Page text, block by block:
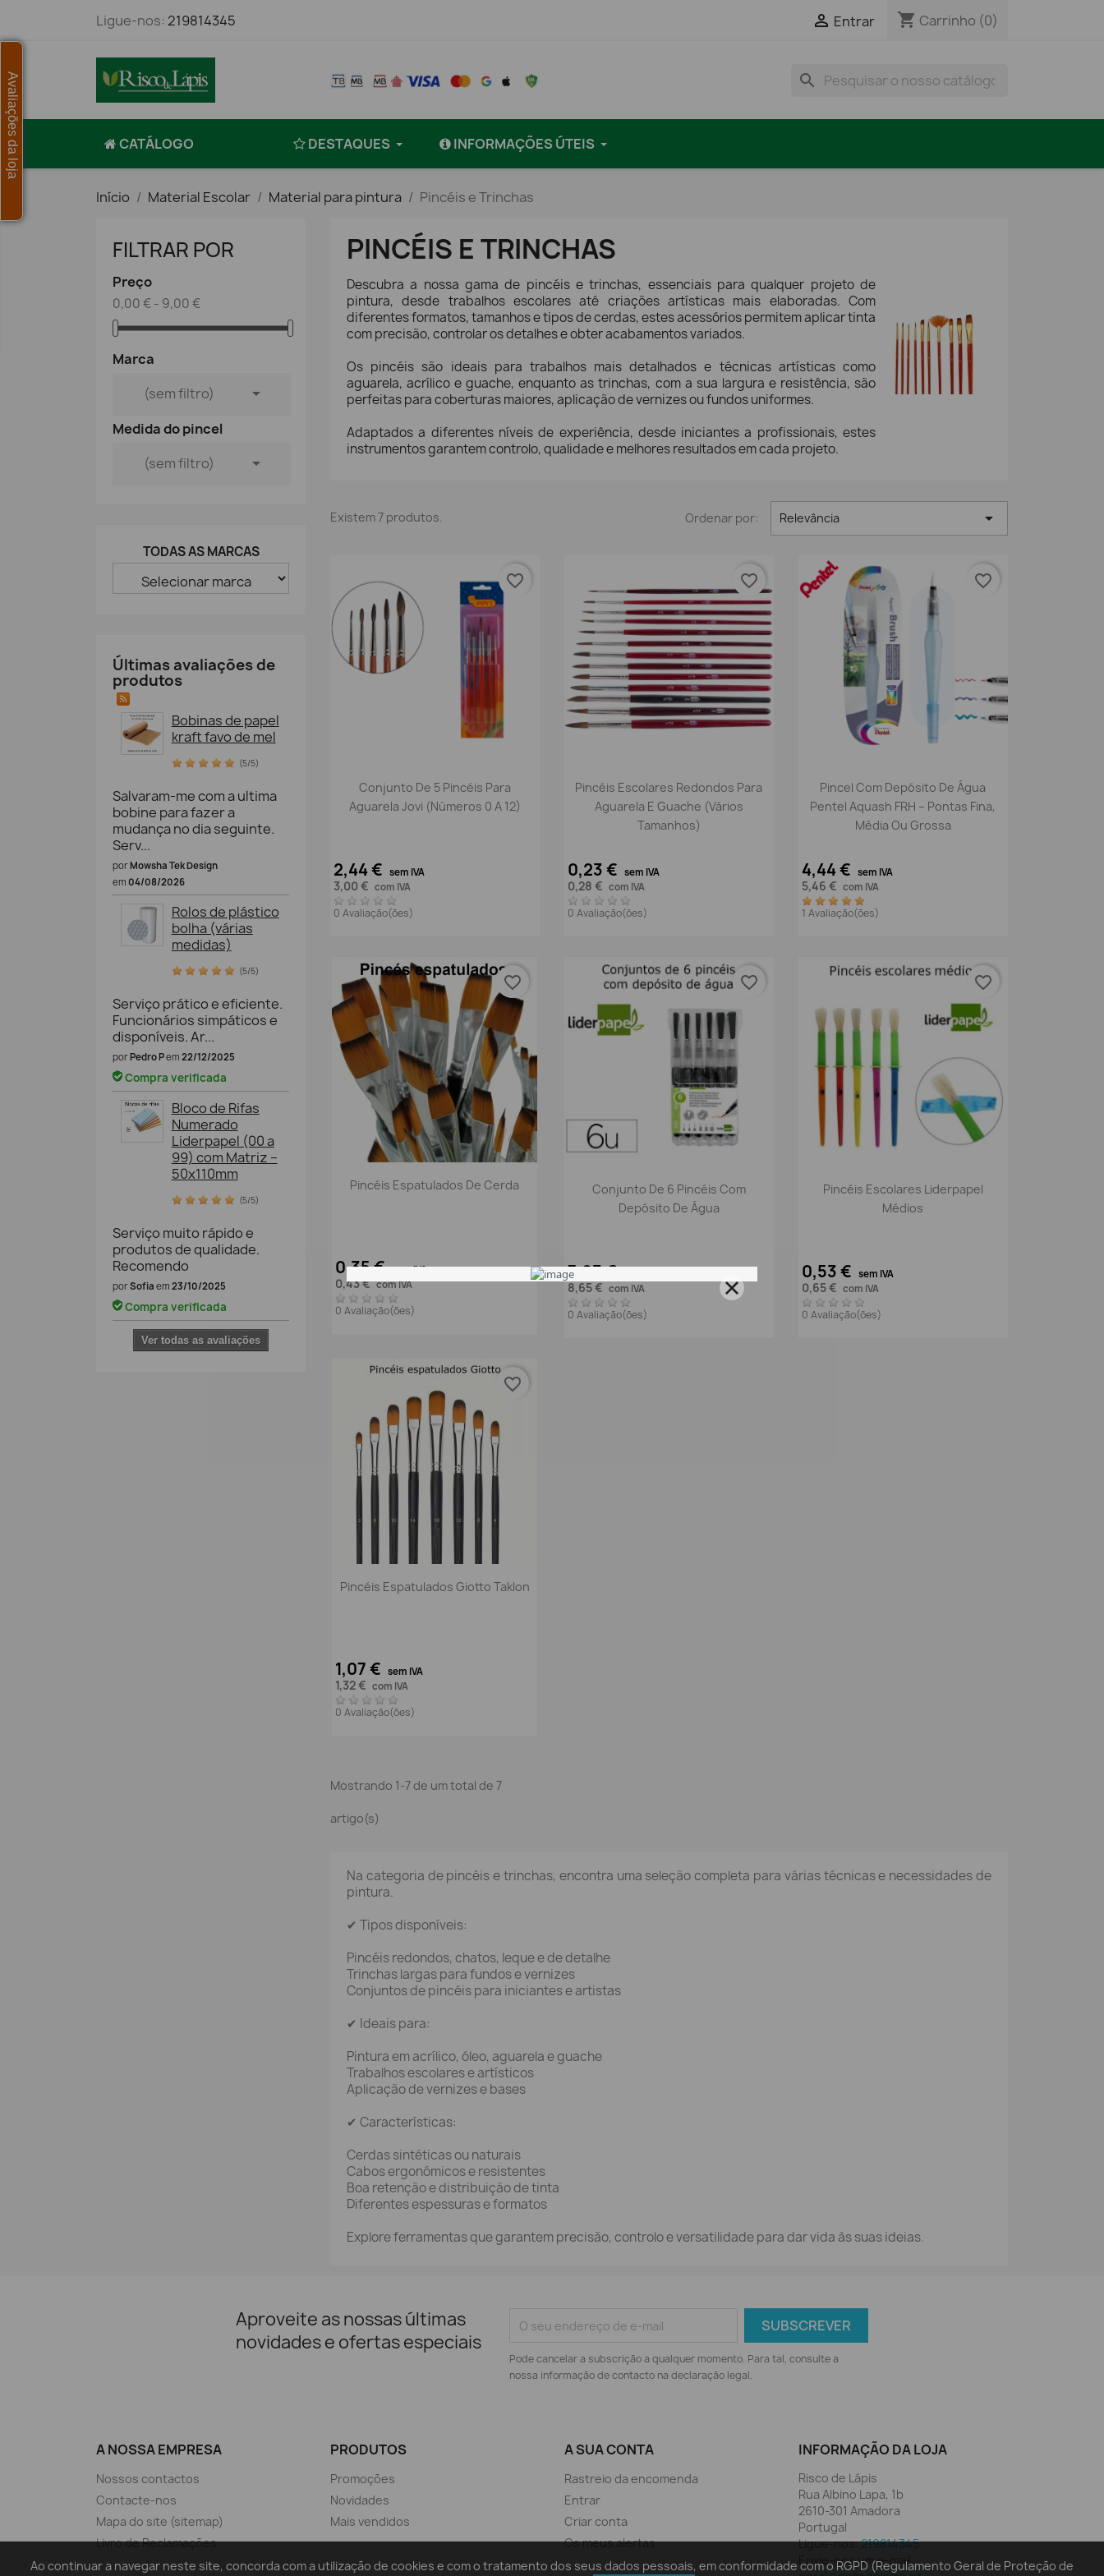
Ligue-nos: 219814345  Entrar shopping_cart Carrinho (0)
search
CATÁLOGO DESTAQUES INFORMAÇÕES ÚTEIS
Início Material Escolar Material para pintura Pincéis e Trinchas
FILTRAR POR
Preço
0,00 € - 9,00 €
Marca
(sem filtro)

Medida do pincel
(sem filtro)

TODAS AS MARCAS
Últimas avaliações de
produtos
Bobinas de papel
kraft favo de mel
(5/5)
Salvaram-me com a ultima
bobine para fazer a
mudança no dia seguinte.
Serv...
porMowsha Tek Design
em 04/08/2026
Rolos de plástico
bolha (várias
medidas)
(5/5)
Serviço prático e eficiente.
Funcionários simpáticos e
disponíveis. Ar...
porPedro Pem 22/12/2025
Compra verificada
Bloco de Rifas
Numerado
Liderpapel (00 a
99) com Matriz –
50x110mm
(5/5)
Serviço muito rápido e
produtos de qualidade.
Recomendo
porSofia em 23/10/2025
Compra verificada
Ver todas as avaliações
PINCÉIS E TRINCHAS
Descubra a nossa gama de pincéis e trinchas, essenciais para qualquer projeto de
pintura, desde trabalhos escolares até criações artísticas mais elaboradas. Com
diferentes formatos, tamanhos e tipos de cerdas, estes acessórios permitem aplicar tinta
com precisão, controlar os detalhes e obter acabamentos variados.
Os pincéis são ideais para trabalhos mais detalhados e técnicas artísticas como
aguarela, acrílico e guache, enquanto as trinchas, com a sua largura e resistência, são
perfeitas para coberturas maiores, aplicação de vernizes ou fundos uniformes.
Adaptados a diferentes níveis de experiência, desde iniciantes a profissionais, estes
instrumentos garantem controlo, qualidade e melhores resultados em cada projeto.
Existem 7 produtos. Ordenar por: Relevância 
Vista rápida
Conjunto De 5 Pincéis Para
Aguarela Jovi (Números 0 A 12)
2,44 € sem IVA
3,00 € com IVA
0 Avaliação(ões)
favorite_border
Vista rápida
Pincéis Escolares Redondos Para
Aguarela E Guache (Vários
Tamanhos)
0,23 € sem IVA
0,28 € com IVA
0 Avaliação(ões)
favorite_border
Vista rápida
Pincel Com Depósito De Água
Pentel Aquash FRH – Pontas Fina,
Média Ou Grossa
4,44 € sem IVA
5,46 € com IVA
1 Avaliação(ões)
favorite_border
Vista rápida
Pincéis Espatulados De Cerda
0,35 € sem IVA
0,43 € com IVA
0 Avaliação(ões)
favorite_border
Vista rápida
Conjunto De 6 Pincéis Com
Depósito De Água
7,03 €
8,65 € com IVA
0 Avaliação(ões)
favorite_border
 Vista rápida
Pincéis Escolares Liderpapel
Médios
0,53 € sem IVA
0,65 € com IVA
0 Avaliação(ões)
favorite_border
Vista rápida
Pincéis Espatulados Giotto Taklon
1,07 € sem IVA
1,32 € com IVA
0 Avaliação(ões)
favorite_border
Mostrando 1-7 de um total de 7
artigo(s)
Na categoria de pincéis e trinchas, encontra uma seleção completa para várias técnicas e necessidades de
pintura.
✔ Tipos disponíveis:
Pincéis redondos, chatos, leque e de detalhe
Trinchas largas para fundos e vernizes
Conjuntos de pincéis para iniciantes e artistas
✔ Ideais para:
Pintura em acrílico, óleo, aguarela e guache
Trabalhos escolares e artísticos
Aplicação de vernizes e bases
✔ Características:
Cerdas sintéticas ou naturais
Cabos ergonómicos e resistentes
Boa retenção e distribuição de tinta
Diferentes espessuras e formatos
Explore ferramentas que garantem precisão, controlo e versatilidade para dar vida às suas ideias.
Aproveite as nossas últimas
novidades e ofertas especiais
Pode cancelar a subscrição a qualquer momento. Para tal, consulte a
nossa informação de contacto na declaração legal.
A NOSSA EMPRESA
Nossos contactos
Contacte-nos
Mapa do site (sitemap)
Livro de Reclamações
PRODUTOS
Promoções
Novidades
Mais vendidos
A SUA CONTA
Rastreio da encomenda
Entrar
Criar conta
Os meus alertas
INFORMAÇÃO DA LOJA
Risco de Lápis
Rua Albino Lapa, 1b
2610-301 Amadora
Portugal
Ligue-nos:219814345
Envie-nos um e-mail:
Ao continuar a navegar neste site, concorda com a utilização de cookies e com o tratamento dos seus dados pessoais, em conformidade com o RGPD (Regulamento Geral de Proteção de
Avaliações da loja